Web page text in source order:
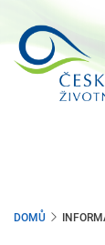
hlavnímu
obsahu
DOMŮ